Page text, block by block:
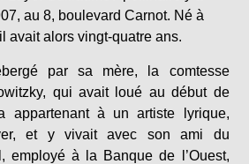
au 8, boulevard Carnot. Né à
avait alors vingt-quatre ans.
par sa mère, la comtesse
qui avait loué au début de
appartenant à un artiste lyrique,
et y vivait avec son ami du
employé à la Banque de l’Ouest,